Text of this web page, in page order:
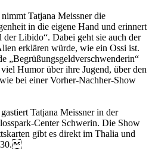
Tatjana Meissner die
in die eigene Hand und erinnert
der Libido“. Dabei geht sie auch der
erklären würde, wie ein Ossi ist.
„Begrüßungsgeldverschwenderin“
Humor über ihre Jugend, über den
bei einer Vorher-Nachher-Show
Tatjana Meissner in der
Center Schwerin. Die Show
gibt es direkt im Thalia und